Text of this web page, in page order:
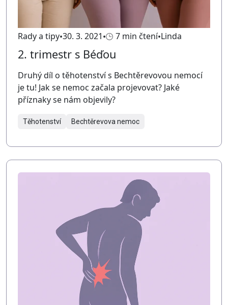
Rady a tipy 30. 3. 2021 7 min čtení Linda
2. trimestr s Béďou
Druhý díl o těhotenství s Bechtěrevovou nemocí
je tu! Jak se nemoc začala projevovat? Jaké
příznaky se nám objevily?
Těhotenství Bechtěrevova nemoc